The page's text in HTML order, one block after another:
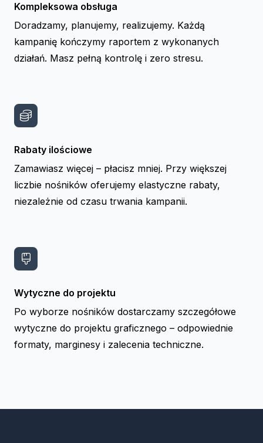
Kompleksowa obsługa
Doradzamy, planujemy, realizujemy. Każdą
kampanię kończymy raportem z wykonanych
działań. Masz pełną kontrolę i zero stresu.
Rabaty ilościowe
Zamawiasz więcej – płacisz mniej. Przy większej
liczbie nośników oferujemy elastyczne rabaty,
niezależnie od czasu trwania kampanii.
Wytyczne do projektu
Po wyborze nośników dostarczamy szczegółowe
wytyczne do projektu graficznego – odpowiednie
formaty, marginesy i zalecenia techniczne.